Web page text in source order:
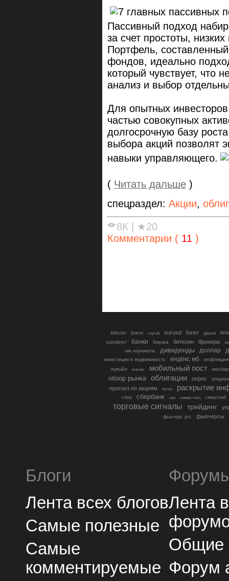
Пассивный подход
за счет простоты,
Портфель,
фондов, идеально
который чувствует, что
анализ и выбор
Для опытных
частью совокупных
долгосрочную базу
выбора акций позволят
навыки управляющего.
( Читать дальше )
спецраздел: Акции,
8К
★20
Комментарии ( 11 )
bitcoin brent cnyrub eurusd forex gbpusd
аэрофлот банки биржа биткоин брокеры
гмк норникель
дивиденды доллар
инвестиции в недвижимость индекс мб
инфляция
лукойл
магнит мобильный пост
обзор рынка облигации опрос
прогноз по акциям путин раскрытие
сбер сбербанк сво северсталь смартлаб
торговые сигналы трейдинг
фьючерс ртс фьючерсы
Блоги
Лента всех блогов
Самые полезные
Самые
комментируемые
Лента
Общие
Форум